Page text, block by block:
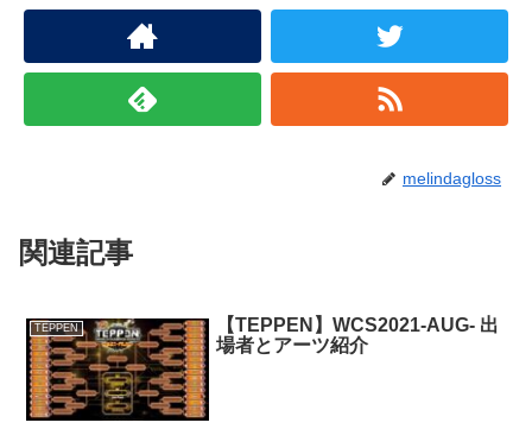
melindagloss
関連記事
TEPPEN
【TEPPEN】WCS2021-AUG- 出
場者とアーツ紹介